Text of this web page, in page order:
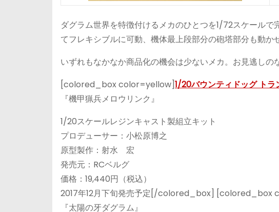
ダグラム世界を特徴付けるメカのひとつを1/72スケール
てフレキシブルに可動、機体最上段部分の砲塔部分も動か
いずれもなかなか商品化の機会は少ないメカ。お見逃しの
[colored_box color=yellow]1/20バウンティドッグ トラ
『機甲猟兵メロウリンク』
1/20スケールレジンキャスト製組立キット
プロデューサー：小松原博之
原型製作：射水 宏
発売元：RCベルグ
価格：19,440円（税込）
2017年12月下旬発売予定[/colored_box] [colored_box
『太陽の牙ダグラム』